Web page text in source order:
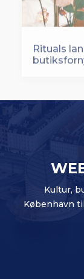
Rituals
Kultur,
København